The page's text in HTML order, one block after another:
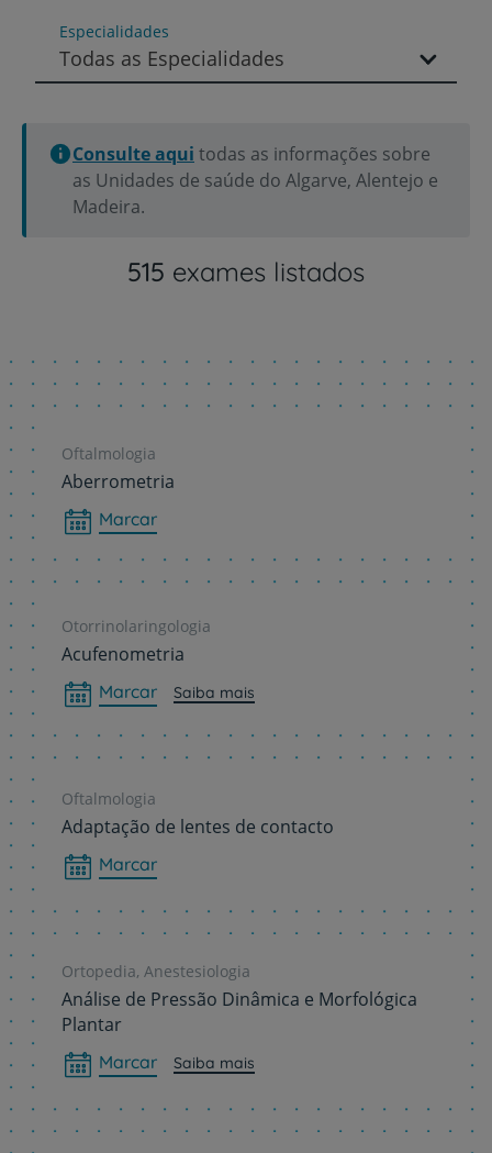
Especialidades
Todas as Especialidades
Consulte aqui todas as informações sobre
as Unidades de saúde do Algarve, Alentejo e
Madeira.
515 exames listados
Oftalmologia
Aberrometria
Marcar
Otorrinolaringologia
Acufenometria
Marcar Saiba mais
Oftalmologia
Adaptação de lentes de contacto
Marcar
Ortopedia, Anestesiologia
Análise de Pressão Dinâmica e Morfológica
Plantar
Marcar Saiba mais